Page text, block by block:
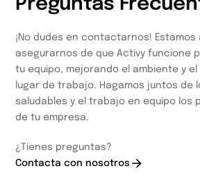
Preguntas
¡No dudes en contactarnos! Estamos
asegurarnos de que Activy funcione
tu equipo, mejorando el ambiente y
lugar de trabajo. Hagamos juntos de
saludables y el trabajo en equipo los
de tu empresa.
¿Tienes preguntas?
Contacta con nosotros